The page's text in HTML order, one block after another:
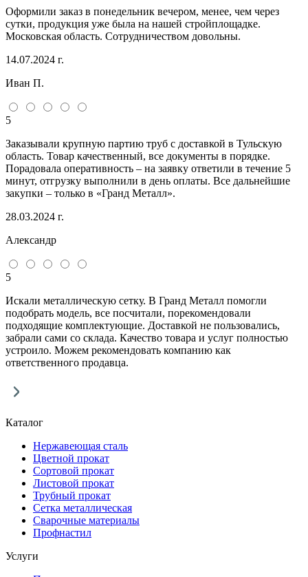
Оформили заказ в понедельник вечером, менее, чем через
сутки, продукция уже была на нашей стройплощадке.
Московская область. Сотрудничеством довольны.
14.07.2024 г.
Иван П.
5
Заказывали крупную партию труб с доставкой в Тульскую
область. Товар качественный, все документы в порядке.
Порадовала оперативность – на заявку ответили в течение 5
минут, отгрузку выполнили в день оплаты. Все дальнейшие
закупки – только в «Гранд Металл».
28.03.2024 г.
Александр
5
Искали металлическую сетку. В Гранд Металл помогли
подобрать модель, все посчитали, порекомендовали
подходящие комплектующие. Доставкой не пользовались,
забрали сами со склада. Качество товара и услуг полностью
устроило. Можем рекомендовать компанию как
ответственного продавца.
Каталог
Нержавеющая сталь
Цветной прокат
Сортовой прокат
Листовой прокат
Трубный прокат
Сетка металлическая
Сварочные материалы
Профнастил
Услуги